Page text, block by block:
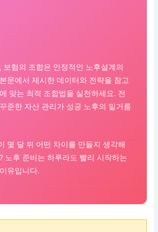
보험의 조합은 안정적인 노후설계의
문에서 제시한 데이터와 전략을 참고
맞는 최적 조합법을 실천하세요. 전
준한 자산 관리가 성공 노후의 밑거름
몇 달 뒤 어떤 차이를 만들지 생각해
노후 준비는 하루라도 빨리 시작하는
유입니다.